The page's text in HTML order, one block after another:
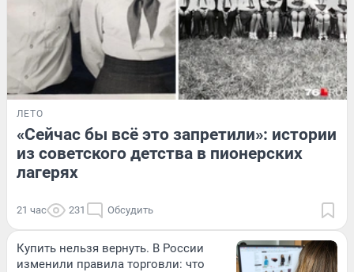
ЛЕТО
«Сейчас бы всё это запретили»: истории
из советского детства в пионерских
лагерях
21 час 231 Обсудить
Купить нельзя вернуть. В России
изменили правила торговли: что